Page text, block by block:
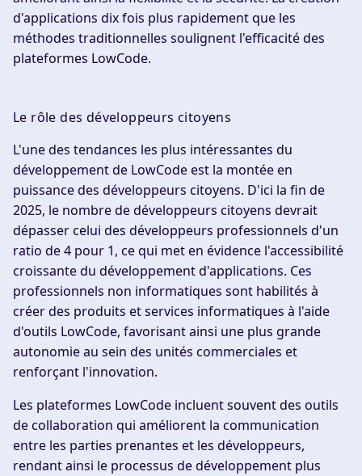
d'applications dix fois plus rapidement que les
méthodes traditionnelles soulignent l'efficacité des
plateformes LowCode.
Le rôle des développeurs citoyens
L'une des tendances les plus intéressantes du
développement de LowCode est la montée en
puissance des développeurs citoyens. D'ici la fin de
2025, le nombre de développeurs citoyens devrait
dépasser celui des développeurs professionnels d'un
ratio de 4 pour 1, ce qui met en évidence l'accessibilité
croissante du développement d'applications. Ces
professionnels non informatiques sont habilités à
créer des produits et services informatiques à l'aide
d'outils LowCode, favorisant ainsi une plus grande
autonomie au sein des unités commerciales et
renforçant l'innovation.
Les plateformes LowCode incluent souvent des outils
de collaboration qui améliorent la communication
entre les parties prenantes et les développeurs,
rendant ainsi le processus de développement plus